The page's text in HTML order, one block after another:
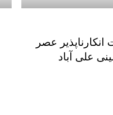
عصر
علی آباد